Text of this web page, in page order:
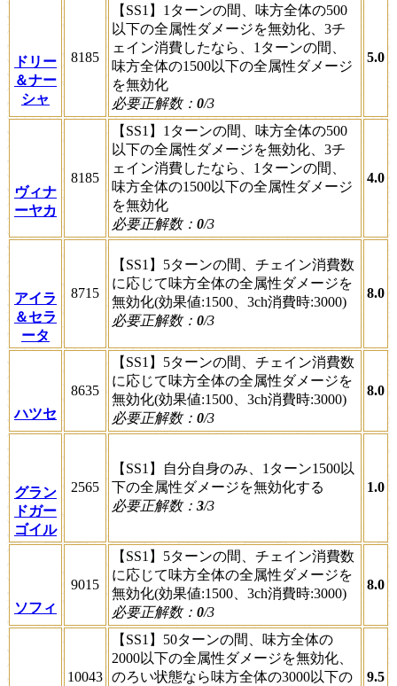
ドリー
＆ナー
シャ
8185
【SS1】1ターンの間、味方全体の500
以下の全属性ダメージを無効化、3チ
ェイン消費したなら、1ターンの間、
味方全体の1500以下の全属性ダメージ
を無効化
必要正解数： 0/3
5.0
ヴィナ
ーヤカ
8185
【SS1】1ターンの間、味方全体の500
以下の全属性ダメージを無効化、3チ
ェイン消費したなら、1ターンの間、
味方全体の1500以下の全属性ダメージ
を無効化
必要正解数： 0/3
4.0
アイラ
＆セラ
ータ
8715
【SS1】5ターンの間、チェイン消費数
に応じて味方全体の全属性ダメージを
無効化(効果値:1500、3ch消費時:3000)
必要正解数： 0/3
8.0
ハツセ
8635
【SS1】5ターンの間、チェイン消費数
に応じて味方全体の全属性ダメージを
無効化(効果値:1500、3ch消費時:3000)
必要正解数： 0/3
8.0
グラン
ドガー
ゴイル
2565
【SS1】自分自身のみ、1ターン1500以
下の全属性ダメージを無効化する
必要正解数： 3/3
1.0
ソフィ
9015
【SS1】5ターンの間、チェイン消費数
に応じて味方全体の全属性ダメージを
無効化(効果値:1500、3ch消費時:3000)
必要正解数： 0/3
8.0
10043
【SS1】50ターンの間、味方全体の
2000以下の全属性ダメージを無効化、
のろい状態なら味方全体の3000以下の
9.5